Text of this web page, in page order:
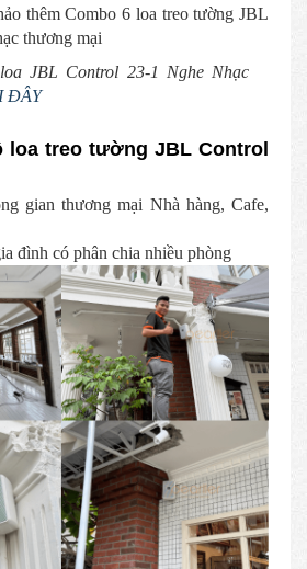
thêm Combo 6 loa treo tường JBL
thương mại
JBL Control 23-1 Nghe Nhạc
ĐÂY
loa treo tường JBL Control
gian thương mại Nhà hàng, Cafe,
đình có phân chia nhiều phòng